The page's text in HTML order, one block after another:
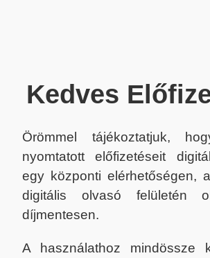
Kedves
Örömmel tájékoztatjuk,
nyomtatott előfizetéseit
egy központi elérhetőségen,
digitális olvasó felületén
díjmentesen.
A használathoz mindössze